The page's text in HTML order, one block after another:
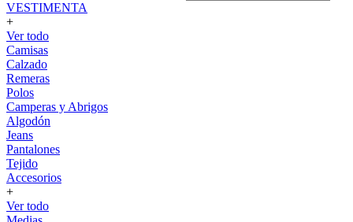
VESTIMENTA
+
Ver todo
Camisas
Calzado
Remeras
Polos
Camperas y Abrigos
Algodón
Jeans
Pantalones
Tejido
Accesorios
+
Ver todo